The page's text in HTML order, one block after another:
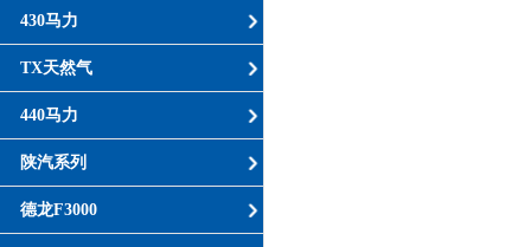
430马力
TX天然气
440马力
陕汽系列
德龙F3000